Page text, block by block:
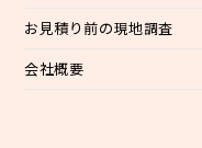
お見積り前の現地調査
会社概要